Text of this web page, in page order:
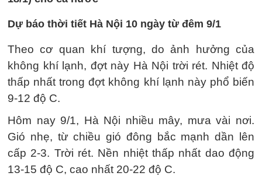
Dự báo thời tiết Hà Nội 10 ngày từ đêm 9/1
Theo cơ quan khí tượng, do ảnh hưởng của
không khí lạnh, đợt này Hà Nội trời rét. Nhiệt độ
thấp nhất trong đợt không khí lạnh này phổ biến
9-12 độ C.
Hôm nay 9/1, Hà Nội nhiều mây, mưa vài nơi.
Gió nhẹ, từ chiều gió đông bắc mạnh dần lên
cấp 2-3. Trời rét. Nền nhiệt thấp nhất dao động
13-15 độ C, cao nhất 20-22 độ C.